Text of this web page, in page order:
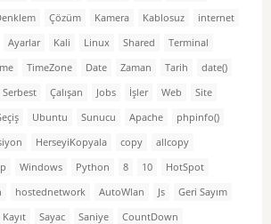
Çözüm Kamera Kablosuz
internet
Ayarlar Kali Linux Shared
Terminal
TimeZone Date Zaman Tarih
date()
Serbest Çalışan Jobs İşler Web
Site
Ubuntu Sunucu Apache
phpinfo()
HerseyiKopyala copy
allcopy
Windows Python 8 10
HotSpot
hostednetwork AutoWlan Js
Geri Sayım
Sayac Saniye
CountDown